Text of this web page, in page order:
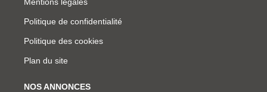
Politique de confidentialité
Politique des cookies
Plan du site
NOS ANNONCES